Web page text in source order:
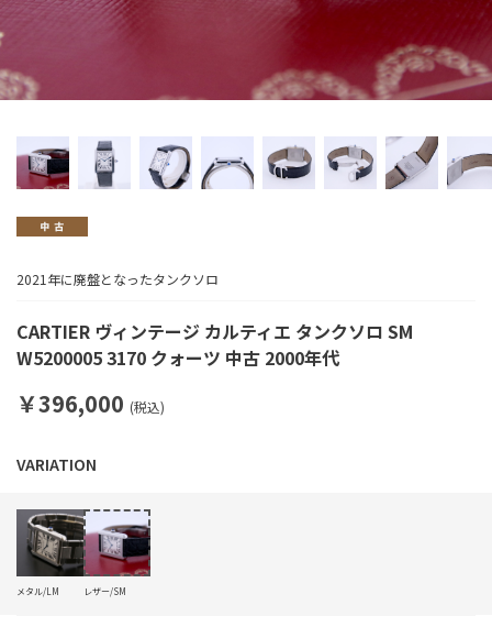
CARTIER ヴィンテージ カルティエ タンクソロ SM
W5200005 3170 クォーツ 中古 2000年代
2021年に廃盤となったタンクソロ
￥396,000 (税込)
メタル/LM レザー/SM